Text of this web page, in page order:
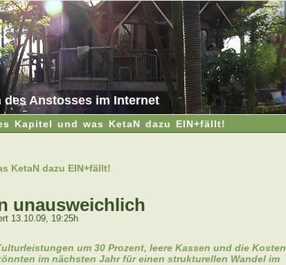
des Anstosses im Internet
Kapitel und was KetaN dazu EIN+fällt!
KetaN dazu EIN+fällt!
unausweichlich
13.10.09, 19:25h
um 30 Prozent, leere Kassen und die Kosten
im nächsten Jahr für einen strukturellen Wandel im